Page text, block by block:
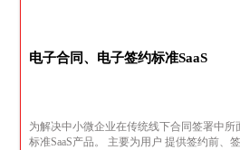
电子合同、电子签约标准SaaS
为解决中小微企业在传统线下合同签署中
标准SaaS产品。 主要为用户 提供签约前、